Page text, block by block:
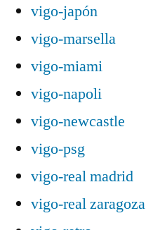
vigo-japón
vigo-marsella
vigo-miami
vigo-napoli
vigo-newcastle
vigo-psg
vigo-real madrid
vigo-real zaragoza